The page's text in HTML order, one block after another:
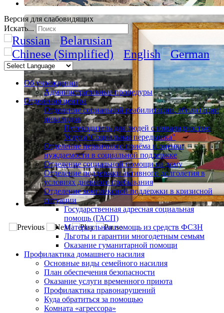
Версия для слабовидящих
Искать...
Об учреждении
Административные процедуры
Отделения центра
Отделение социальной реабилитации, абилитации
инвалидов
Путеводитель для людей с инвалидностью
Услуга"Социальная передышка"
Отделение первичного приёма и оценки
нуждаемости в социальной поддержке
Отделение социальной помощи на дому
Отделение поддержки активного долголетия в
условиях дневного пребывания
Отделение комплексной поддержки в кризисной
ситуации
Государственная адресная социальная
помощь (ГАСП)
Материальная помощь из средств ФСЗН
Льготы и гарантии многодетным семьям
Оказание гуманитарной помощи
Профилактика домашнего насилия
Основные виды семейного насилия
План обеспечения безопасности
Оказание услуги временного приюта
Профилактика правонарушений
Куда обратиться за помощью
Комната «агрессора»